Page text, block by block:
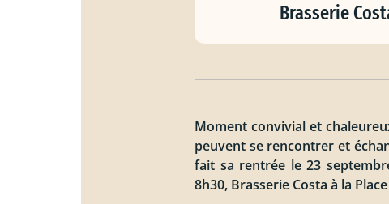
Brasserie
Moment convivial et
peuvent se rencontrer et
fait sa rentrée le 23
8h30, Brasserie Costa à la